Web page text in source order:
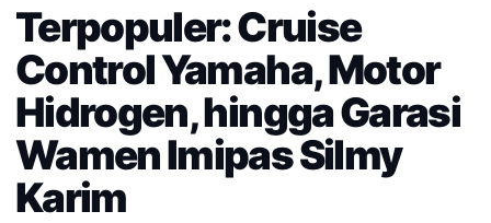
Terpopuler: Cruise
Control Yamaha, Motor
Hidrogen, hingga Garasi
Wamen Imipas Silmy
Karim